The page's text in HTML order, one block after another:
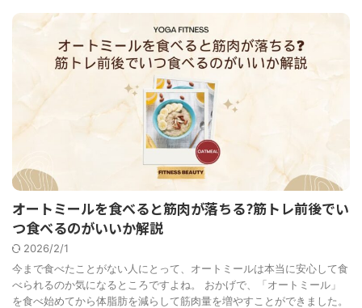
オートミールを食べると筋肉が落ちる?筋トレ前後でい
つ食べるのがいいか解説
2026/2/1
今まで食べたことがない人にとって、オートミールは本当に安心して食
べられるのか気になるところですよね。 おかげで、「オートミール」
を食べ始めてから体脂肪を減らして筋肉量を増やすことができました。